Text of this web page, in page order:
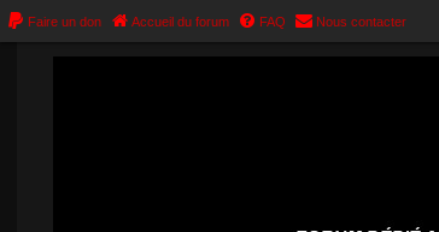
Faire un don Accueil du forum FAQ Nous contacter